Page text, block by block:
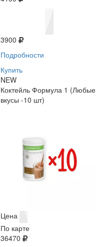
3900
Подробности
Купить
NEW
Коктейль Формула 1 (Любые
вкусы -10 шт)
Цена
По карте
36470